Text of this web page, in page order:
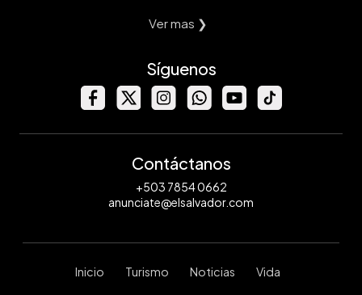
Ver mas ❯
Síguenos
Contáctanos
+503 7854 0662
anunciate@elsalvador.com
Inicio Turismo Noticias Vida